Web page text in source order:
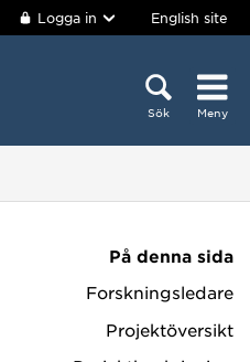
Logga in English site
Sök Meny
På denna sida
Forskningsledare
Projektöversikt